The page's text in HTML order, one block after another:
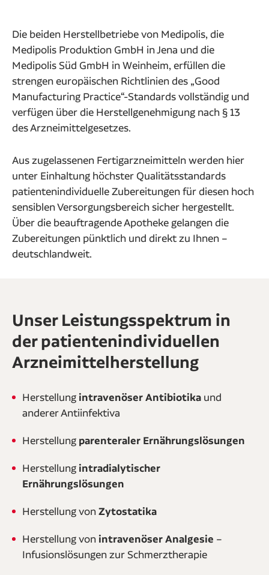
Die beiden Herstellbetriebe von Medipolis, die
Medipolis Produktion GmbH in Jena und die
Medipolis Süd GmbH in Weinheim, erfüllen die
strengen europäischen Richtlinien des „Good
Manufacturing Practice“-Standards vollständig und
verfügen über die Herstellgenehmigung nach § 13
des Arzneimittelgesetzes.
Aus zugelassenen Fertigarzneimitteln werden hier
unter Einhaltung höchster Qualitätsstandards
patientenindividuelle Zubereitungen für diesen hoch
sensiblen Versorgungsbereich sicher hergestellt.
Über die beauftragende Apotheke gelangen die
Zubereitungen pünktlich und direkt zu Ihnen –
deutschlandweit.
Unser Leistungsspektrum in
der patientenindividuellen
Arzneimittelherstellung
Herstellung intravenöser Antibiotika und
anderer Antiinfektiva
Herstellung parenteraler Ernährungslösungen
Herstellung intradialytischer
Ernährungslösungen
Herstellung vonZytostatika
Herstellung von intravenöser Analgesie –
Infusionslösungen zur Schmerztherapie